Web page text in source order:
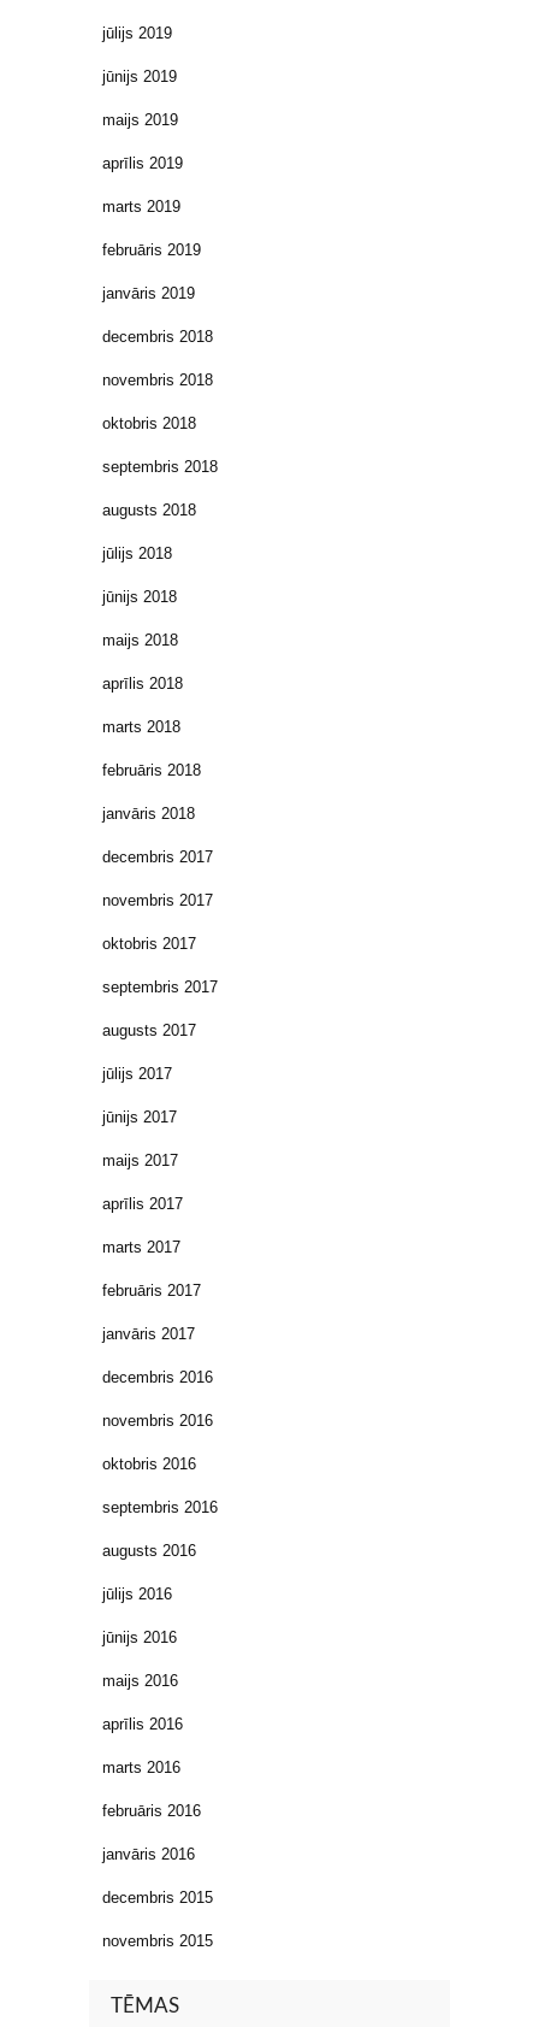
jūlijs 2019
jūnijs 2019
maijs 2019
aprīlis 2019
marts 2019
februāris 2019
janvāris 2019
decembris 2018
novembris 2018
oktobris 2018
septembris 2018
augusts 2018
jūlijs 2018
jūnijs 2018
maijs 2018
aprīlis 2018
marts 2018
februāris 2018
janvāris 2018
decembris 2017
novembris 2017
oktobris 2017
septembris 2017
augusts 2017
jūlijs 2017
jūnijs 2017
maijs 2017
aprīlis 2017
marts 2017
februāris 2017
janvāris 2017
decembris 2016
novembris 2016
oktobris 2016
septembris 2016
augusts 2016
jūlijs 2016
jūnijs 2016
maijs 2016
aprīlis 2016
marts 2016
februāris 2016
janvāris 2016
decembris 2015
novembris 2015
TĒMAS